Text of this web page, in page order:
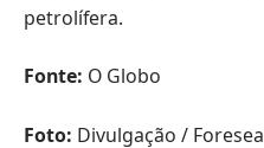
petrolífera.
Fonte: O Globo
Foto: Divulgação / Foresea